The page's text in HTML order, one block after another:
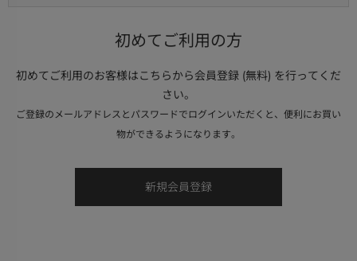
初めてご利用の方
初めてご利用のお客様はこちらから会員登録 (無料) を行ってくだ
さい。
ご登録のメールアドレスとパスワードでログインいただくと、便利にお買い
物ができるようになります。